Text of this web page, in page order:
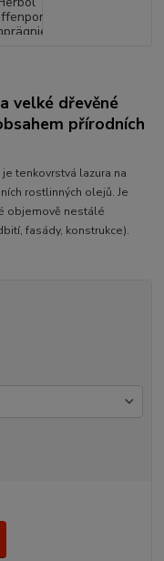
velké dřevěné
přírodních
tenkovrstvá lazura na
rostlinných olejů. Je
objemově nestálé
fasády, konstrukce).